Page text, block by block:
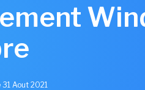
31 Aout 2021